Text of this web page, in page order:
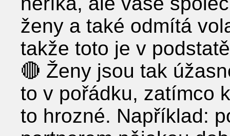
ženy a také odmítá
takže toto je v
🔴 Ženy jsou tak
to v pořádku, zatímco
to hrozné. Například: